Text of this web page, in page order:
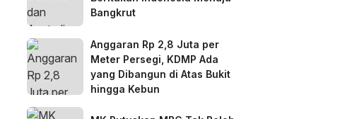
Bangkrut
Anggaran Rp 2,8 Juta per
Meter Persegi, KDMP Ada
yang Dibangun di Atas Bukit
hingga Kebun